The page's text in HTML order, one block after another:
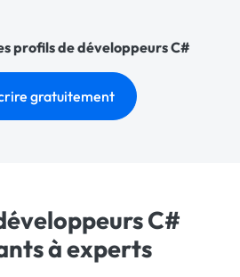
profils de développeurs C#
gratuitement
C#
à experts